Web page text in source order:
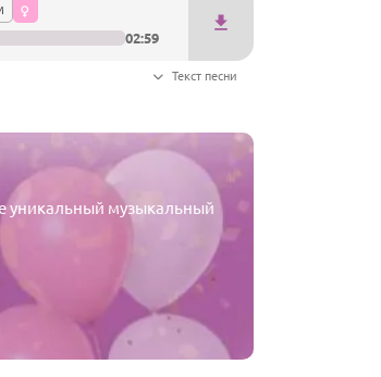
02:59
Текст песни
уникальный музыкальный